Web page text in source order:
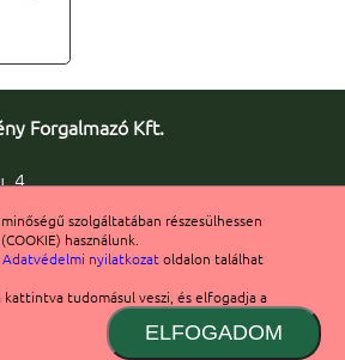
szolgáltatában részesülhessen
használunk.
Adatvédelmi nyilatkozatoldalon találhat
kattintva tudomásul veszi, és elfogadja a
ELFOGADOM
Forgalmazó Kft.
4.
20132280
Kft. Minden jog fenntartva